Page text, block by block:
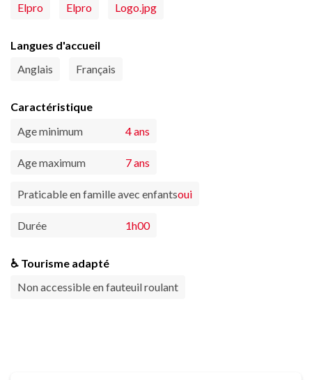
Elpro
Elpro Logo.jpg
Langues d'accueil
Anglais
Français
Caractéristique
Age minimum
4 ans
Age maximum 7 ans
Praticable en famille avec enfantsoui
Durée 1h00
♿ Tourisme adapté
Non accessible en fauteuil roulant